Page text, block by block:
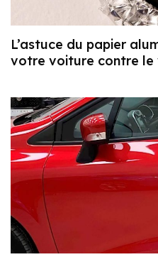
L’astuce du papier
votre voiture contre le